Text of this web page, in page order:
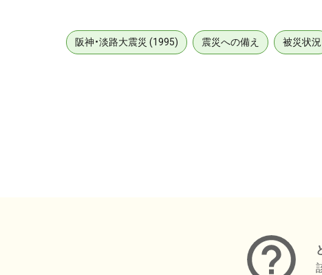
阪神・淡路大震災 (1995) 震災への備え 被災状況